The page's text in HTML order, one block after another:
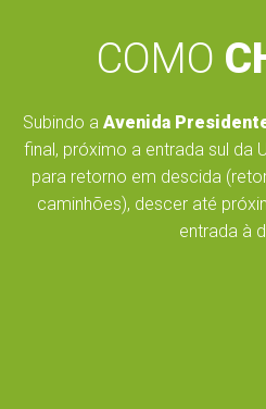
COMO
Subindo a Avenida
final, próximo a entrada sul da
para retorno em descida
caminhões), descer até
entrada à